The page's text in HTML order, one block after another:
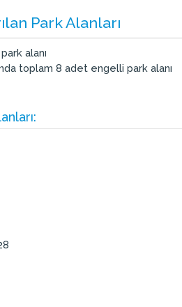
Park Alanları
alanı
toplam 8 adet engelli park alanı